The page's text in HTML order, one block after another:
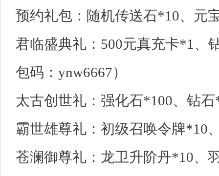
预约礼包：随机传送石*10、元
君临盛典礼：500元真充卡*1、
包码：ynw6667）
太古创世礼：强化石*100、钻
霸世雄尊礼：初级召唤令牌*10
苍澜御尊礼：龙卫升阶丹*10、